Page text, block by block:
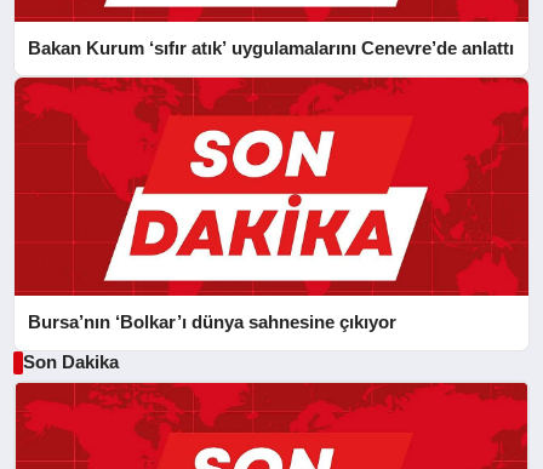
Bakan Kurum ‘sıfır atık’ uygulamalarını Cenevre’de anlattı
Bursa’nın ‘Bolkar’ı dünya sahnesine çıkıyor
Son Dakika